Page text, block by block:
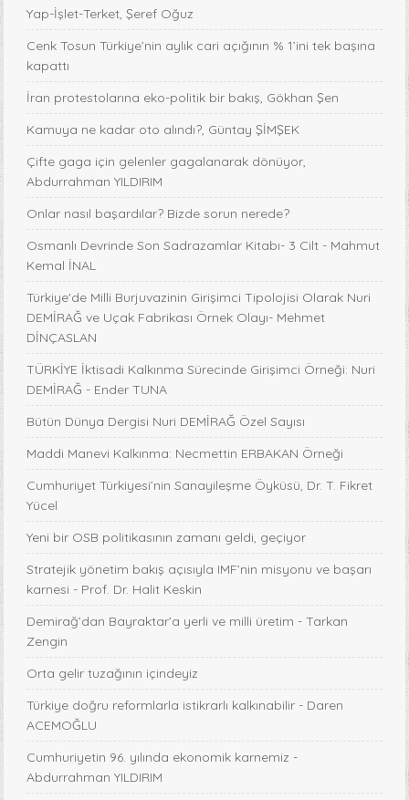
Yap-İşlet-Terket, Şeref Oğuz
Cenk Tosun Türkiye’nin aylık cari açığının % 1’ini tek başına
kapattı
İran protestolarına eko-politik bir bakış, Gökhan Şen
Kamuya ne kadar oto alındı?, Güntay ŞİMŞEK
Çifte gaga için gelenler gagalanarak dönüyor,
Abdurrahman YILDIRIM
Onlar nasıl başardılar? Bizde sorun nerede?
Osmanlı Devrinde Son Sadrazamlar Kitabı- 3 Cilt - Mahmut
Kemal İNAL
Türkiye'de Milli Burjuvazinin Girişimci Tipolojisi Olarak Nuri
DEMİRAĞ ve Uçak Fabrikası Örnek Olayı- Mehmet
DİNÇASLAN
TÜRKİYE İktisadi Kalkınma Sürecinde Girişimci Örneği: Nuri
DEMİRAĞ - Ender TUNA
Bütün Dünya Dergisi Nuri DEMİRAĞ Özel Sayısı
Maddi Manevi Kalkınma: Necmettin ERBAKAN Örneği
Cumhuriyet Türkiyesi’nin Sanayileşme Öyküsü, Dr. T. Fikret
Yücel
Yeni bir OSB politikasının zamanı geldi, geçiyor
Stratejik yönetim bakış açısıyla IMF’nin misyonu ve başarı
karnesi - Prof. Dr. Halit Keskin
Demirağ’dan Bayraktar’a yerli ve milli üretim - Tarkan
Zengin
Orta gelir tuzağının içindeyiz
Türkiye doğru reformlarla istikrarlı kalkınabilir - Daren
ACEMOĞLU
Cumhuriyetin 96. yılında ekonomik karnemiz -
Abdurrahman YILDIRIM